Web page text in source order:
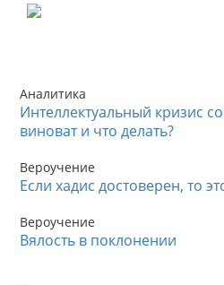
Аналитика
Интеллектуальный кризис
виноват и что делать?
Вероучение
Если хадис достоверен, то
Вероучение
Вялость в поклонении